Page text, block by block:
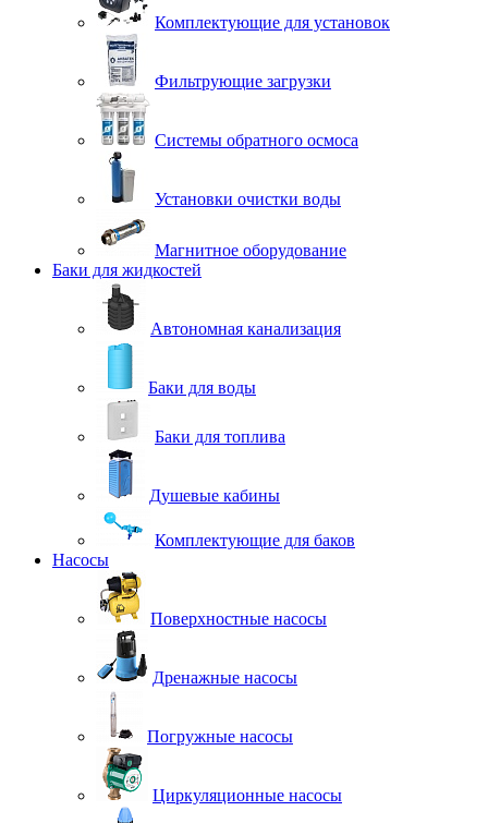
Комплектующие для установок
Фильтрующие загрузки
Системы обратного осмоса
Установки очистки воды
Магнитное оборудование
Баки для жидкостей
Автономная канализация
Баки для воды
Баки для топлива
Душевые кабины
Комплектующие для баков
Насосы
Поверхностные насосы
Дренажные насосы
Погружные насосы
Циркуляционные насосы